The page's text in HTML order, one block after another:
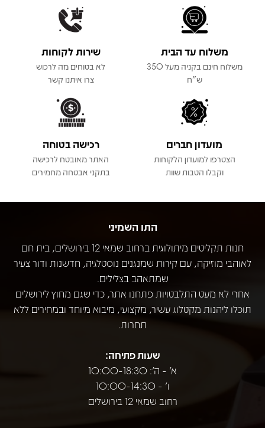
משלוח עד הבית
משלוח חינם בקניה מעל 350
ש"ח
שירות לקוחות
לא בטוחים מה לרכוש
צרו איתנו קשר
מועדון חברים
הצטרפו למועדון הלקוחות
וקבלו הטבות שוות
רכישה בטוחה
האתר מאובטח לרכישה
בתקני אבטחה מחמירים
התו השמיני
חנות תקליטים מיתולוגית ברחוב שמאי 12 בירושלים, בית חם
לאוהבי מוזיקה, עם קירות שמנגנים נוסטלגיה, חדשנות ודור צעיר
שמתאהב בצלילים.
אחרי לא מעט התלבטויות פתחנו אתר, כדי שגם מחוץ לירושלים
תוכלו ליהנות מקטלוג עשיר, מקצועי, מיבוא מיוחד ובמחירים ללא
תחרות.
שעות פתיחה:
א' - ה': 10:00-18:30
ו' - 10:00-14:30
רחוב שמאי 12 בירושלים